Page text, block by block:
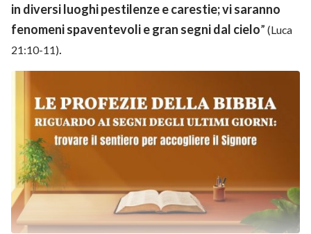
in diversi luoghi pestilenze e carestie; vi saranno
fenomeni spaventevoli e gran segni dal cielo” (Luca
21:10-11).